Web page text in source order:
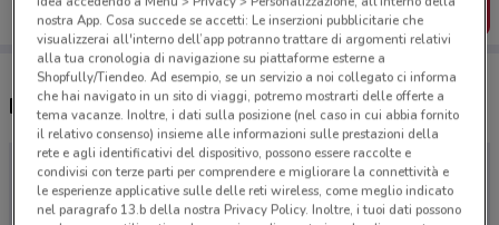
SCARICA L’APP
Negozi Team 7 a Thiene
nostra App. Cosa succede se accetti: Le inserzioni pubblicitarie che
visualizzerai all'interno dell’app potranno trattare di argomenti relativi
alla tua cronologia di navigazione su piattaforme esterne a
Shopfully/Tiendeo. Ad esempio, se un servizio a noi collegato ci informa
che hai navigato in un sito di viaggi, potremo mostrarti delle offerte a
tema vacanze. Inoltre, i dati sulla posizione (nel caso in cui abbia fornito
il relativo consenso) insieme alle informazioni sulle prestazioni della
rete e agli identificativi del dispositivo, possono essere raccolte e
condivisi con terze parti per comprendere e migliorare la connettività e
le esperienze applicative sulle delle reti wireless, come meglio indicato
nel paragrafo 13.b della nostra Privacy Policy. Inoltre, i tuoi dati possono